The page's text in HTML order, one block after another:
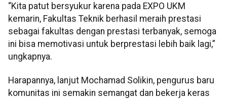
“Kita patut bersyukur karena pada EXPO UKM
kemarin, Fakultas Teknik berhasil meraih prestasi
sebagai fakultas dengan prestasi terbanyak, semoga
ini bisa memotivasi untuk berprestasi lebih baik lagi,”
ungkapnya.
Harapannya, lanjut Mochamad Solikin, pengurus baru
komunitas ini semakin semangat dan bekerja keras